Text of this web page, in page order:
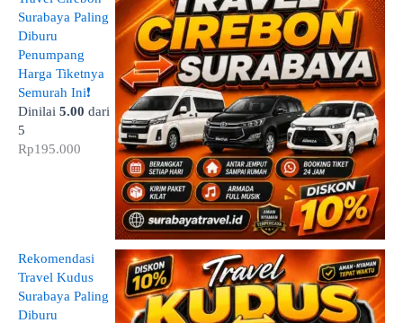
Surabaya Paling
Diburu
Penumpang
Harga Tiketnya
Semurah Ini❗
Dinilai 5.00 dari
5
Rp195.000
Rekomendasi
Travel Kudus
Surabaya Paling
Diburu